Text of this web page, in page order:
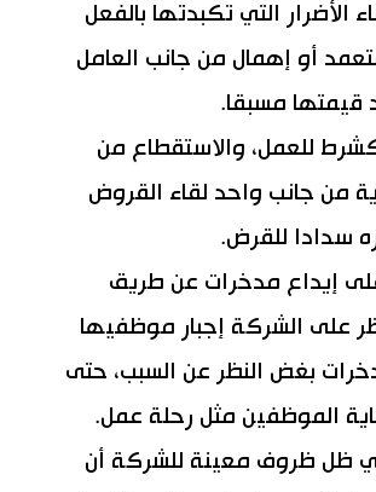
الأضرار التي تكبدتها بالفعل
أو إهمال من جانب العامل
قيمتها مسبقا.
للعمل، والاستقطاع من
من جانب واحد لقاء القروض
سدادا للقرض.
على إيداع مدخرات عن طريق
على الشركة إجبار موظفيها
بغض النظر عن السبب، حتى
الموظفين مثل رحلة عمل.
ظل ظروف معينة للشركة أن